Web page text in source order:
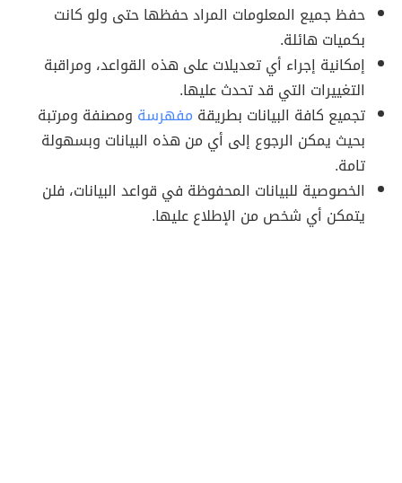
حفظ جميع المعلومات المراد حفظها حتى ولو كانت
بكميات هائلة.
إمكانية إجراء أي تعديلات على هذه القواعد، ومراقبة
التغييرات التي قد تحدث عليها.
تجميع كافة البيانات بطريقة مفهرسة ومصنفة ومرتبة
بحيث يمكن الرجوع إلى أي من هذه البيانات وبسهولة
تامة.
الخصوصية للبيانات المحفوظة في قواعد البيانات، فلن
يتمكن أي شخص من الإطلاع عليها.